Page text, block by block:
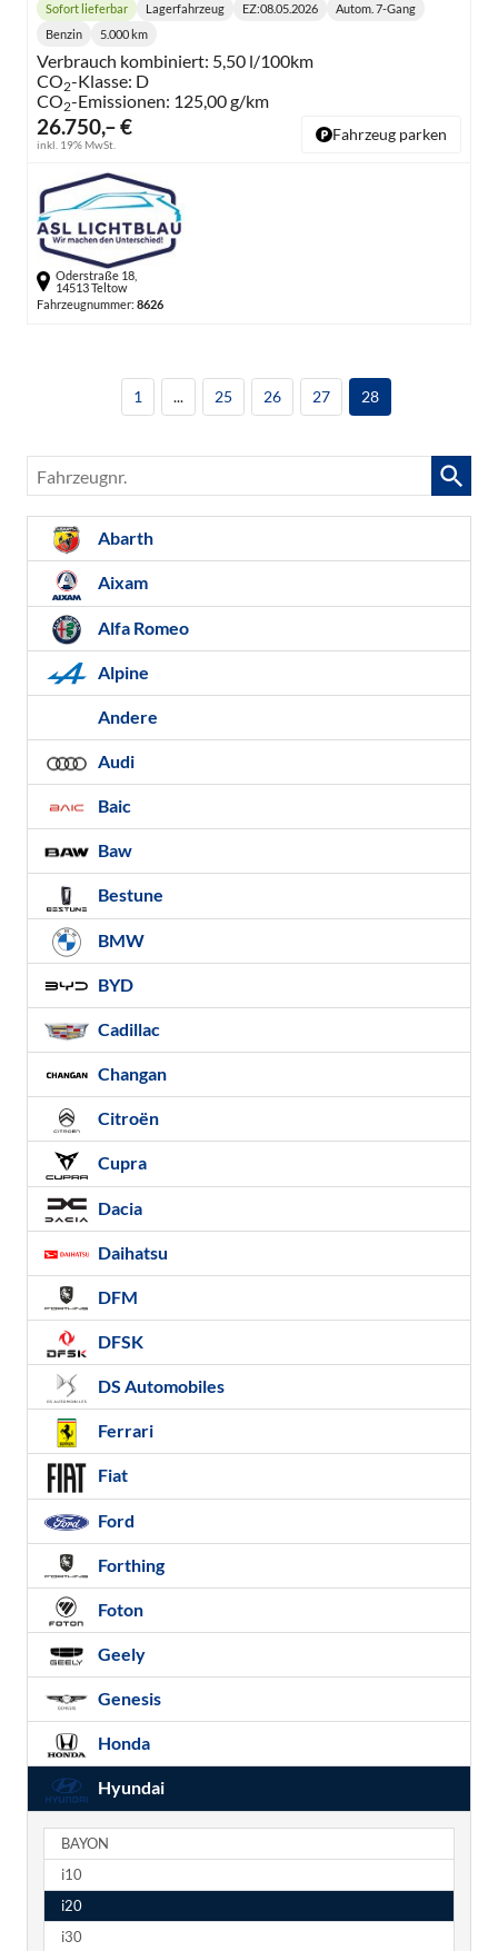
26.750,– €
inkl. 19% MwSt.
Lieferzeit:
Sofort lieferbar Lagerfahrzeug EZ:08.05.2026
Getriebe:
Autom. 7-Gang
Benzin 5.000 km
Verbrauch kombiniert: 5,50 l/100km
CO2-Klasse: D
CO2-Emissionen: 125,00 g/km
Fahrzeug parken
Oderstraße 18,
14513 Teltow
Fahrzeugnummer: 8626
1 ... 25 26 27 28
Fahrzeugnr.
Abarth
Aixam
Alfa Romeo
Alpine
Andere
Audi
Baic
Baw
Bestune
BMW
BYD
Cadillac
Changan
Citroën
Cupra
Dacia
Daihatsu
DFM
DFSK
DS Automobiles
Ferrari
Fiat
Ford
Forthing
Foton
Geely
Genesis
Honda
Hyundai
BAYON
i10
i20
i30